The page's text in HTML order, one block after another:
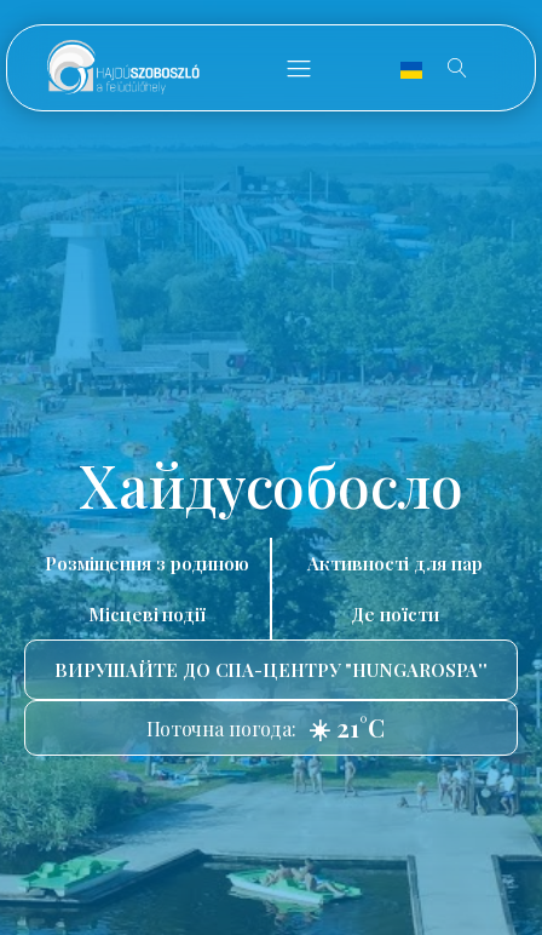
Хайдусобосло
Розміщення з родиною Активності для пар
Місцеві події Де поїсти
ВИРУШАЙТЕ ДО СПА-ЦЕНТРУ "HUNGAROSPA''
Поточна погода: ☀️ 21°C